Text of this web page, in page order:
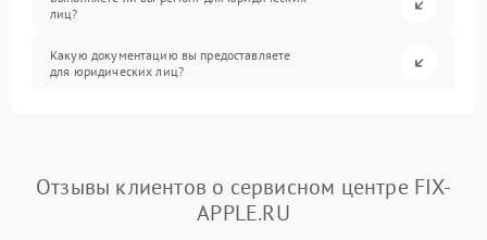
лиц?
Какую документацию вы предоставляете
для юридических лиц?
Отзывы клиентов о сервисном центре FIX-
APPLE.RU